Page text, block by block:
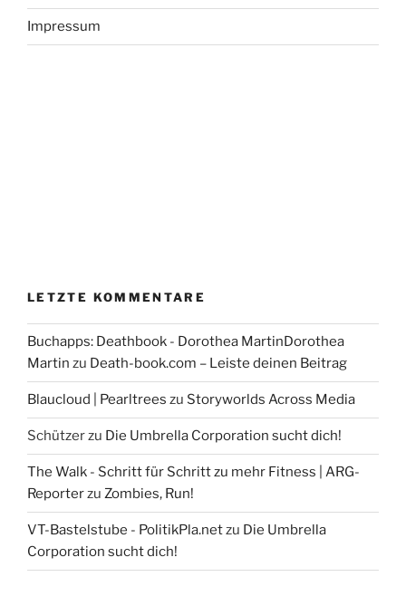
Impressum
LETZTE KOMMENTARE
Buchapps: Deathbook - Dorothea MartinDorothea
Martin zu Death-book.com – Leiste deinen Beitrag
Blaucloud | Pearltrees zu Storyworlds Across Media
Schützerzu Die Umbrella Corporation sucht dich!
The Walk - Schritt für Schritt zu mehr Fitness | ARG-
Reporterzu Zombies, Run!
VT-Bastelstube - PolitikPla.netzu Die Umbrella
Corporation sucht dich!